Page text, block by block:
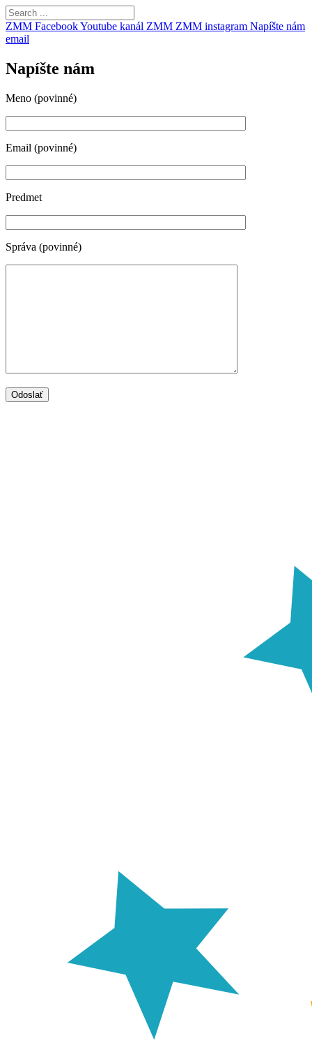
ZMM FacebookYoutube kanál ZMM ZMM instagram Napíšte nám
email
Napíšte nám
Meno (povinné)
Email (povinné)
Predmet
Správa (povinné)